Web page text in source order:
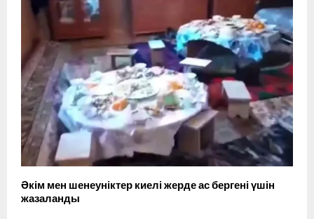
Әкім мен шенеуніктер киелі жерде ас бергені үшін
жазаланды